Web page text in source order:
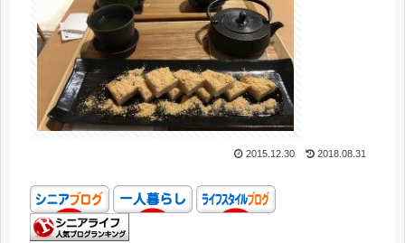
2015.12.30 2018.08.31